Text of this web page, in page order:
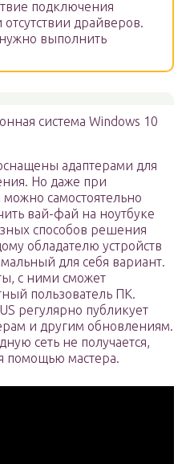
подключения
драйверов.
выполнить
система Windows 10
адаптерами для
Но даже при
самостоятельно
вай-фай на ноутбуке
способов решения
обладателю устройств
для себя вариант.
с ними сможет
пользователь ПК.
регулярно публикует
и другим обновлениям.
сеть не получается,
помощью мастера.